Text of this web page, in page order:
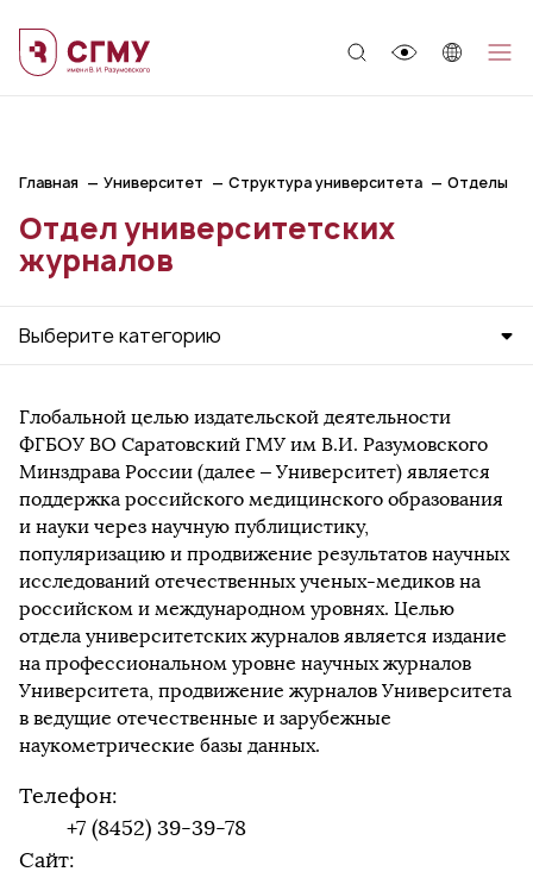
Главная Университет Структура университета Отделы
Отдел университетских
журналов
Выберите категорию
Глобальной целью издательской деятельности
ФГБОУ ВО Саратовский ГМУ им В.И. Разумовского
Минздрава России (далее – Университет) является
поддержка российского медицинского образования
и науки через научную публицистику,
популяризацию и продвижение результатов научных
исследований отечественных ученых-медиков на
российском и международном уровнях. Целью
отдела университетских журналов является издание
на профессиональном уровне научных журналов
Университета, продвижение журналов Университета
в ведущие отечественные и зарубежные
наукометрические базы данных.
Телефон:
+7 (8452) 39-39-78
Сайт: